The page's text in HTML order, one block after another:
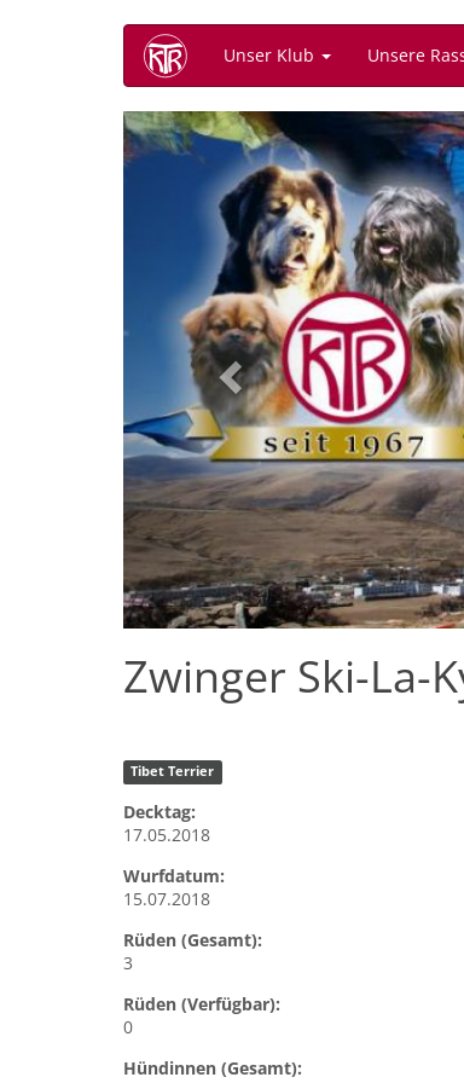
Unser Klub Unsere
Previous
Zwinger Ski-La-
Tibet Terrier
Decktag:
17.05.2018
Wurfdatum:
15.07.2018
Rüden (Gesamt):
3
Rüden (Verfügbar):
0
Hündinnen (Gesamt):